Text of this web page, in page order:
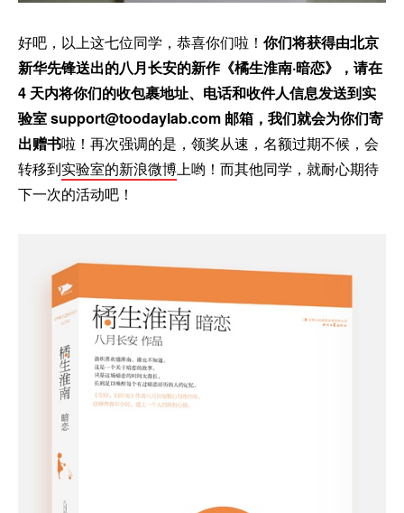
好吧，以上这七位同学，恭喜你们啦！ 你们将获得由北京
新华先锋送出的八月长安的新作《橘生淮南·暗恋》，请在
4 天内将你们的收包裹地址、电话和收件人信息发送到实
验室 support@toodaylab.com 邮箱，我们就会为你们寄
出赠书啦！再次强调的是，领奖从速，名额过期不候，会
转移到实验室的新浪微博上哟！而其他同学，就耐心期待
下一次的活动吧！